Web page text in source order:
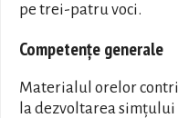
pe trei-patru voci.
Competențe generale
Materialul orelor
la dezvoltarea